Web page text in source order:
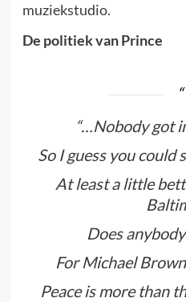
muziekstudio.
De politiek van Prince
“…Nobody got
So I guess you could
At least a little
Does
For Michael
Peace is more than